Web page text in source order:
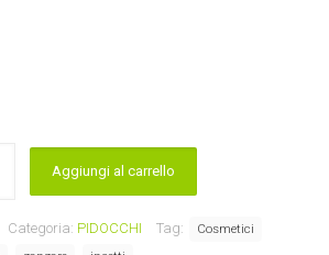
Aggiungi al carrello
Categoria: PIDOCCHI Tag:
Cosmetici